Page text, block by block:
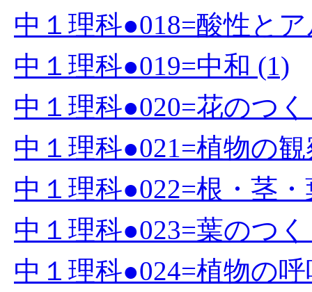
中１理科●018=酸性と
中１理科●019=中和 (1)
中１理科●020=花のつ
中１理科●021=植物の観
中１理科●022=根・茎
中１理科●023=葉のつ
中１理科●024=植物の呼